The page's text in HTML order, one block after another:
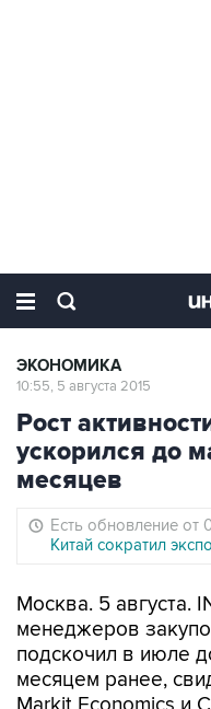
ЭКОНОМИКА
10:55, 5 августа 2015
Рост
ускорился до
месяцев
Есть обновление от
Китай сократил
Москва. 5 августа.
менеджеров
подскочил в июле
месяцем ранее,